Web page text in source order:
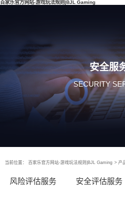
百家乐官方网站-游戏玩法规则|BJL Gaming
安全服
SECURITY
当前位置： 百家乐官方网站-游戏玩法规则|BJL Gaming > 产
风险评估服务 安全评估服务